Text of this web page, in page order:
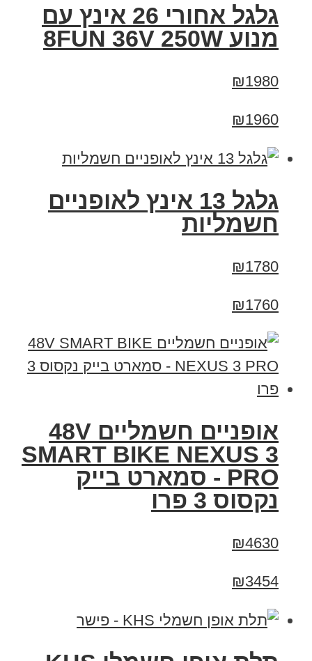
גלגל אחורי 26 אינץ עם
מנוע 8FUN 36V 250W
₪1980
₪1960
גלגל 13 אינץ לאופניים
חשמליות
₪1780
₪1760
אופניים חשמליים 48V
SMART BIKE NEXUS 3
PRO - סמארט בייק
נקסוס 3 פרו
₪4630
₪3454